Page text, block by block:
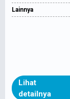
Lainnya
Lihat
detailnya